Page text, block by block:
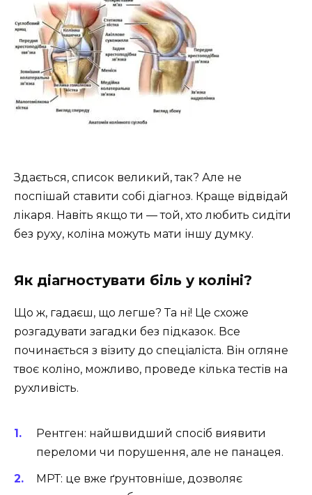
Здається, список великий, так? Але не
поспішай ставити собі діагноз. Краще відвідай
лікаря. Навіть якщо ти — той, хто любить сидіти
без руху, коліна можуть мати іншу думку.
Як діагностувати біль у коліні?
Що ж, гадаєш, що легше? Та ні! Це схоже
розгадувати загадки без підказок. Все
починається з візиту до спеціаліста. Він огляне
твоє коліно, можливо, проведе кілька тестів на
рухливість.
Рентген: найшвидший спосіб виявити
переломи чи порушення, але не панацея.
МРТ: це вже ґрунтовніше, дозволяє